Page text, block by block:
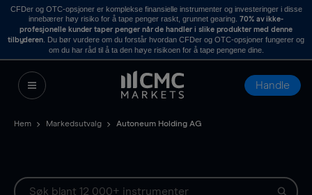
CFDer og OTC-opsjoner er komplekse finansielle instrumenter og investeringer i disse
innebærer høy risiko for å tape penger raskt, grunnet gearing. 70% av ikke-
profesjonelle kunder taper penger når de handler i slike produkter med denne
tilbyderen . Du bør vurdere om du forstår hvordan CFDer og OTC-opsjoner fungerer og
om du har råd til å ta den høye risikoen for å tape pengene dine.
Handle
Hem Markedsutvalg Autoneum Holding AG